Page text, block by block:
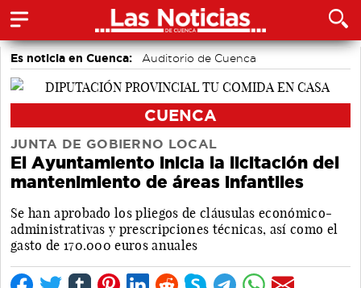
Es noticia en Cuenca: Auditorio de Cuenca
CUENCA
JUNTA DE GOBIERNO LOCAL
El Ayuntamiento inicia la licitación del
mantenimiento de áreas infantiles
Se han aprobado los pliegos de cláusulas económico-
administrativas y prescripciones técnicas, así como el
gasto de 170.000 euros anuales